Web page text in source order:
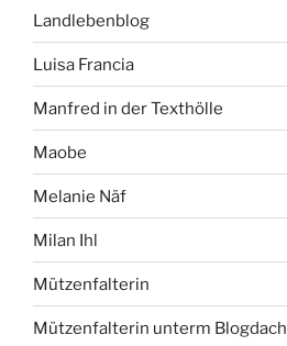
Landlebenblog
Luisa Francia
Manfred in der Texthölle
Maobe
Melanie Näf
Milan Ihl
Mützenfalterin
Mützenfalterin unterm Blogdach